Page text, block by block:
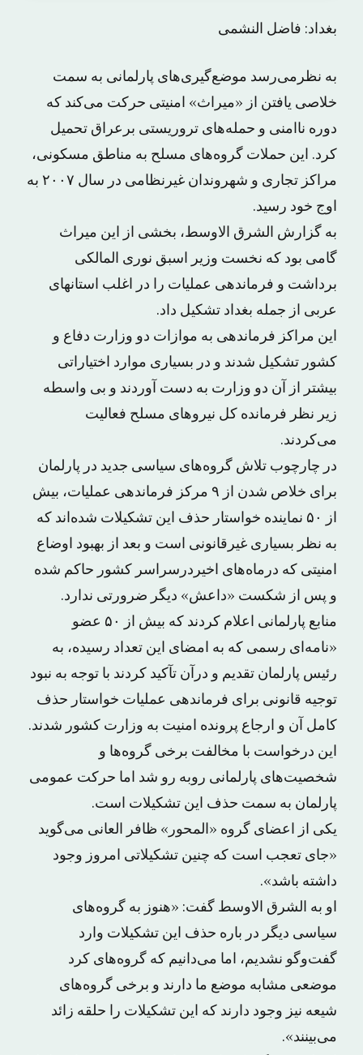
بغداد: فاضل النشمی
به نظرمی‌رسد موضع‌گیری‌های پارلمانی به سمت
خلاصی یافتن از «میراث» امنیتی حرکت می‌کند که
دوره ناامنی و حمله‌های تروریستی برعراق تحمیل
کرد. این حملات گروه‌های مسلح به مناطق مسکونی،
مراکز تجاری و شهروندان غیرنظامی در سال ۲۰۰۷ به
اوج خود رسید.
به گزارش الشرق الاوسط، بخشی از این میراث
گامی بود که نخست وزیر اسبق نوری المالکی
برداشت و فرماندهی عملیات را در اغلب استانهای
عربی از جمله بغداد تشکیل داد.
این مراکز فرماندهی به موازات دو وزارت دفاع و
کشور تشکیل شدند و در بسیاری موارد اختیاراتی
بیشتر از آن دو وزارت به دست آوردند و بی واسطه
زیر نظر فرمانده کل نیروهای مسلح فعالیت
می‌کردند.
در چارچوب تلاش گروه‌های سیاسی جدید در پارلمان
برای خلاص شدن از ۹ مرکز فرماندهی عملیات، بیش
از ۵۰ نماینده خواستار حذف این تشکیلات شده‌اند که
به نظر بسیاری غیرقانونی است و بعد از بهبود اوضاع
امنیتی که درماه‌های اخیردرسراسر کشور حاکم شده
و پس از شکست «داعش» دیگر ضرورتی ندارد.
منابع پارلمانی اعلام کردند که بیش از ۵۰ عضو
«نامه‌‍‌ای رسمی که به امضای این تعداد رسیده، به
رئیس پارلمان تقدیم و درآن تآکید کردند با توجه به نبود
توجیه قانونی برای فرماندهی عملیات خواستار حذف
کامل آن و ارجاع پرونده امنیت به وزارت کشور شدند.
این درخواست با مخالفت برخی گروه‌ها و
شخصیت‌های پارلمانی روبه رو شد اما حرکت عمومی
پارلمان به سمت حذف این تشکیلات است.
یکی از اعضای گروه «المحور» ظافر العانی می‌گوید
«جای تعجب است که چنین تشکیلاتی امروز وجود
داشته باشد».
او به الشرق الاوسط گفت: «هنوز به گروه‌های
سیاسی دیگر در باره حذف این تشکیلات وارد
گفت‌وگو نشدیم، اما می‌دانیم که گروه‌های کرد
موضعی مشابه موضع ما دارند و برخی گروه‌های
شیعه نیز وجود دارند که این تشکیلات را حلقه زائد
می‌بینند».